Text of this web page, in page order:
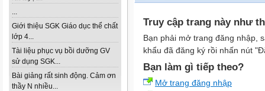
...
Giới thiệu SGK Giáo dục thể chất
lớp 4...
Tài liệu phục vụ bồi dưỡng GV
sử dụng SGK...
Bài giảng rất sinh động. Cảm ơn
thầy N nhiều...
Truy cập trang này như
Bạn phải mở trang đăng nhập,
khẩu đã đăng ký rồi nhấn nút
Bạn làm gì tiếp theo?
Mở trang đăng nhập